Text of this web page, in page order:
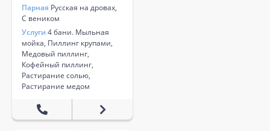
Парная Русская на дровах,
С веником
Услуги 4 бани. Мыльная
мойка, Пиллинг крупами,
Медовый пиллинг,
Кофейный пиллинг,
Растирание солью,
Растирание медом